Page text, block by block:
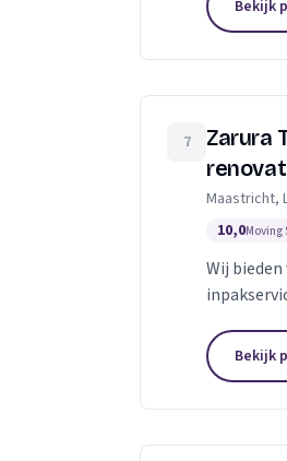
Bekijk
7
Zarura
Maastricht,
10,0Moving
Wij
Bekijk